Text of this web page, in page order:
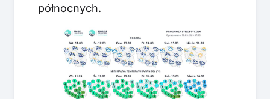
północnych.